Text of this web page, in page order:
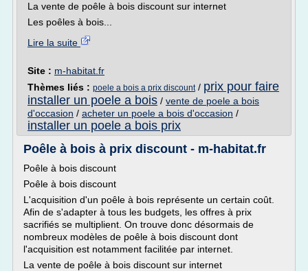
La vente de poêle à bois discount sur internet
Les poêles à bois...
Lire la suite
Site : m-habitat.fr
Thèmes liés : poele a bois a prix discount/ prix pour faire
installer un poele a bois / vente de poele a bois
d'occasion / acheter un poele a bois d'occasion /
installer un poele a bois prix
Poêle à bois à prix discount - m-habitat.fr
Poêle à bois discount
Poêle à bois discount
L'acquisition d'un poêle à bois représente un certain coût.
Afin de s'adapter à tous les budgets, les offres à prix
sacrifiés se multiplient. On trouve donc désormais de
nombreux modèles de poêle à bois discount dont
l'acquisition est notamment facilitée par internet.
La vente de poêle à bois discount sur internet